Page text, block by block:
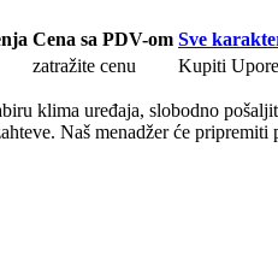
Cena sa PDV-om Sve
zatražite cenu Kupiti
klima uređaja, slobodno
Naš menadžer će